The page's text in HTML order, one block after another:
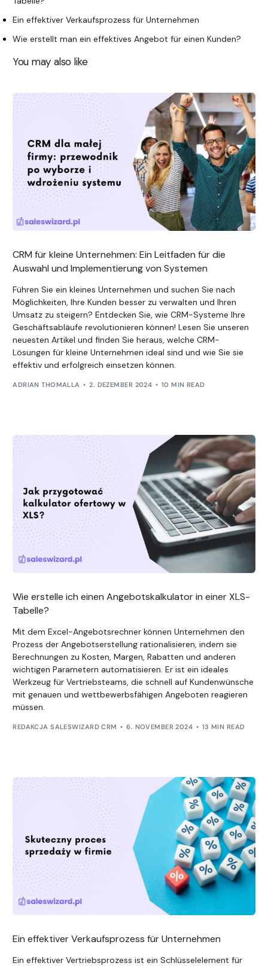
Ein effektiver Verkaufsprozess für Unternehmen
Wie erstellt man ein effektives Angebot für einen Kunden?
You may also like
CRM für kleine Unternehmen: Ein Leitfaden für die
Auswahl und Implementierung von Systemen
Führen Sie ein kleines Unternehmen und suchen Sie nach
Möglichkeiten, Ihre Kunden besser zu verwalten und Ihren
Umsatz zu steigern? Entdecken Sie, wie CRM-Systeme Ihre
Geschäftsabläufe revolutionieren können! Lesen Sie unseren
neuesten Artikel und finden Sie heraus, welche CRM-
Lösungen für kleine Unternehmen ideal sind und wie Sie sie
effektiv und erfolgreich einsetzen können.
ADRIAN THOMALLA 2. DEZEMBER 2024 10 MIN READ
Wie erstelle ich einen Angebotskalkulator in einer XLS-
Tabelle?
Mit dem Excel-Angebotsrechner können Unternehmen den
Prozess der Angebotserstellung rationalisieren, indem sie
Berechnungen zu Kosten, Margen, Rabatten und anderen
wichtigen Parametern automatisieren. Er ist ein ideales
Werkzeug für Vertriebsteams, die schnell auf Kundenwünsche
mit genauen und wettbewerbsfähigen Angeboten reagieren
müssen.
REDAKCJA SALESWIZARD CRM 6. NOVEMBER 2024 13 MIN READ
Ein effektiver Verkaufsprozess für Unternehmen
Ein effektiver Vertriebsprozess ist ein Schlüsselelement für